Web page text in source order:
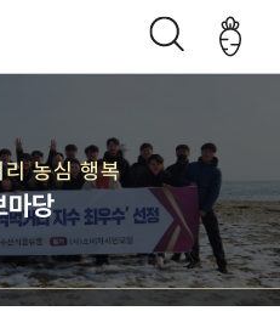
재단비
전
조직구
성도
오시는
길
농심 행복
마당